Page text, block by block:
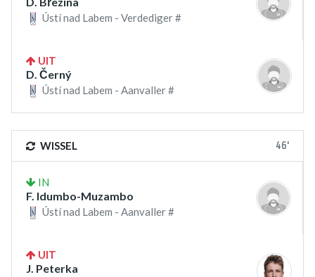
Ústí nad Labem - Verdediger #
UIT
D. Černý
Ústí nad Labem - Aanvaller #
WISSEL 46'
IN
F. Idumbo-Muzambo
Ústí nad Labem - Aanvaller #
UIT
J. Peterka